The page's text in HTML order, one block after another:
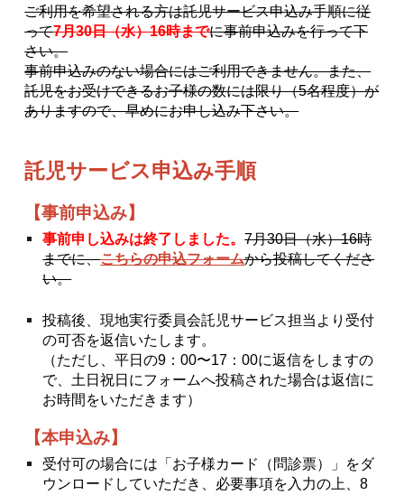
ご利用を希望される方は託児サービス申込み手順に従
って7月30日（水）16時までに事前申込みを行って下
さい。
事前申込みのない場合にはご利用できません。また、
託児をお受けできるお子様の数には限り（5名程度）が
ありますので、早めにお申し込み下さい。
託児サービス申込み手順
【事前申込み】
事前申し込みは終了しました。7月30日（水）16時
までに、こちらの申込フォームから投稿してくださ
い。
投稿後、現地実行委員会託児サービス担当より受付
の可否を返信いたします。
（ただし、平日の9：00〜17：00に返信をしますの
で、土日祝日にフォームへ投稿された場合は返信に
お時間をいただきます）
【本申込み】
受付可の場合には「お子様カード（問診票）」をダ
ウンロードしていただき、必要事項を入力の上、8